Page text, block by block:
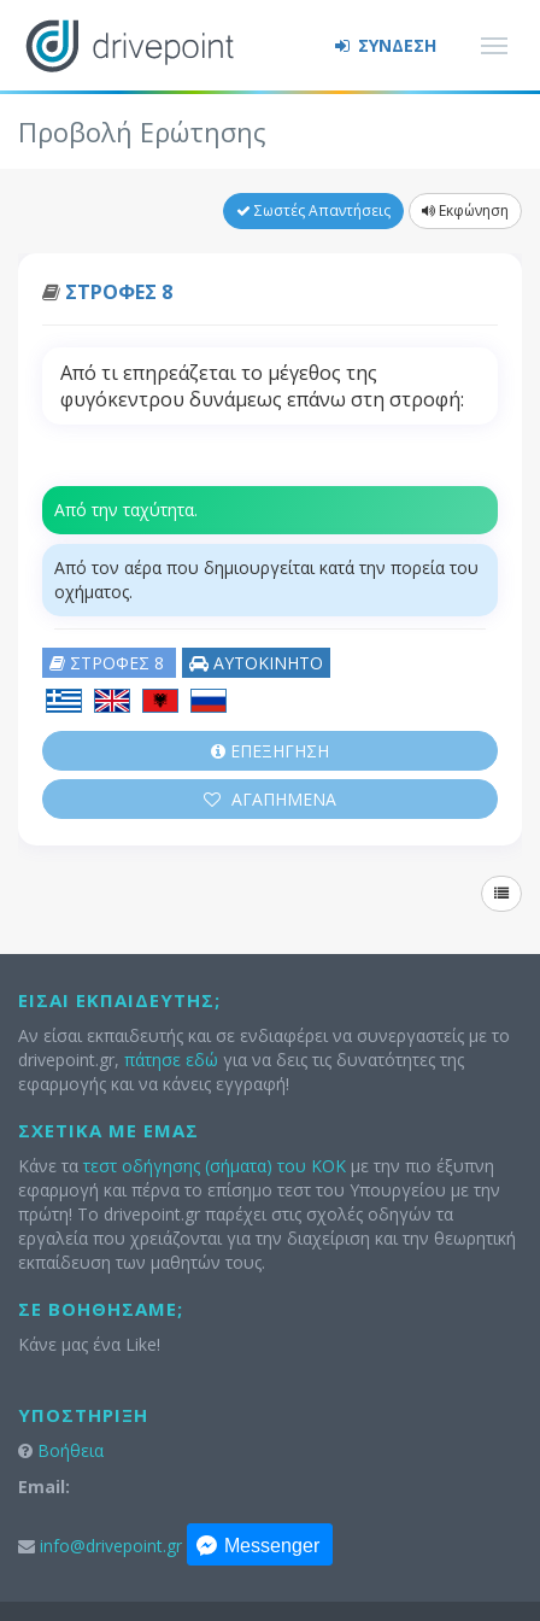
ΣΥΝΔΕΣΗ
Προβολή Ερώτησης
Σωστές Απαντήσεις Εκφώνηση
ΣΤΡΟΦΕΣ 8
Από τι επηρεάζεται το μέγεθος της
φυγόκεντρου δυνάμεως επάνω στη στροφή:
Από την ταχύτητα.
Από τον αέρα που δημιουργείται κατά την πορεία του
οχήματος.
ΣΤΡΟΦΕΣ 8 ΑΥΤΟΚΙΝΗΤΟ
ΕΠΕΞΗΓΗΣΗ
ΑΓΑΠΗΜΕΝΑ
ΕΊΣΑΙ ΕΚΠΑΙΔΕΥΤΉΣ;
Αν είσαι εκπαιδευτής και σε ενδιαφέρει να συνεργαστείς με το
drivepoint.gr, πάτησε εδώ για να δεις τις δυνατότητες της
εφαρμογής και να κάνεις εγγραφή!
ΣΧΕΤΙΚΆ ΜΕ ΕΜΆΣ
Κάνε τα τεστ οδήγησης (σήματα) του ΚΟΚ με την πιο έξυπνη
εφαρμογή και πέρνα το επίσημο τεστ του Υπουργείου με την
πρώτη! Το drivepoint.gr παρέχει στις σχολές οδηγών τα
εργαλεία που χρειάζονται για την διαχείριση και την θεωρητική
εκπαίδευση των μαθητών τους.
ΣΕ ΒΟΗΘΉΣΑΜΕ;
Κάνε μας ένα Like!
ΥΠΟΣΤΉΡΙΞΗ
Βοήθεια
Email:
info@drivepoint.gr Messenger